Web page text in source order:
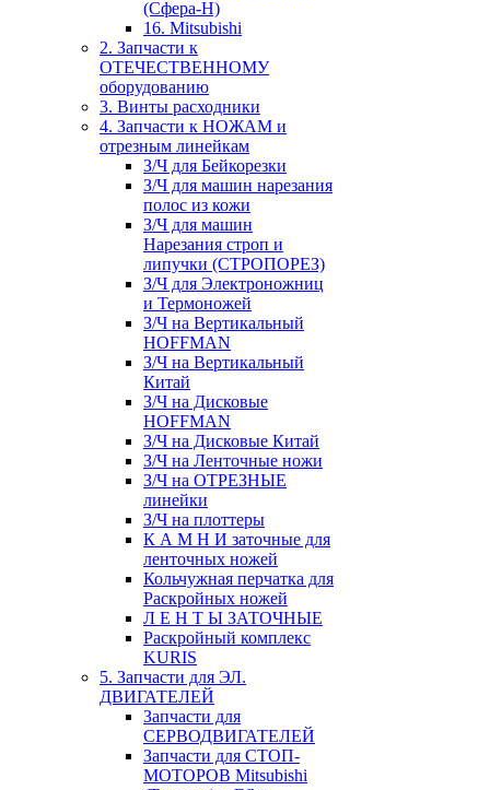
(Сфера-Н)
16. Mitsubishi
2. Запчасти к
ОТЕЧЕСТВЕННОМУ
оборудованию
3. Винты расходники
4. Запчасти к НОЖАМ и
отрезным линейкам
З/Ч для Бейкорезки
З/Ч для машин нарезания
полос из кожи
З/Ч для машин
Нарезания строп и
липучки (СТРОПОРЕЗ)
З/Ч для Электроножниц
и Термоножей
З/Ч на Вертикальный
HOFFMAN
З/Ч на Вертикальный
Китай
З/Ч на Дисковые
HOFFMAN
З/Ч на Дисковые Китай
З/Ч на Ленточные ножи
З/Ч на ОТРЕЗНЫЕ
линейки
З/Ч на плоттеры
К А М Н И заточные для
ленточных ножей
Кольчужная перчатка для
Раскройных ножей
Л Е Н Т Ы ЗАТОЧНЫЕ
Раскройный комплекс
KURIS
5. Запчасти для ЭЛ.
ДВИГАТЕЛЕЙ
Запчасти для
СЕРВОДВИГАТЕЛЕЙ
Запчасти для СТОП-
МОТОРОВ Mitsubishi